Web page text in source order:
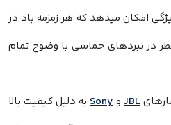
امکان میدهد که هر زمزمه باد در
در نبردهای حماسی با وضوح تمام
JBL وSony به دلیل کیفیت بالا